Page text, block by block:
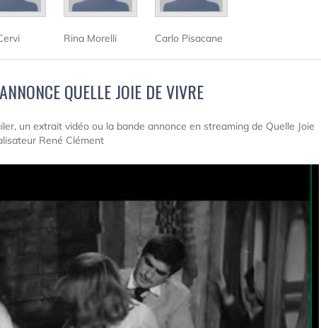
Rina Morelli Carlo Pisacane
QUELLE JOIE DE VIVRE
un extrait vidéo ou la bande annonce en streaming de Quelle Joie
René Clément